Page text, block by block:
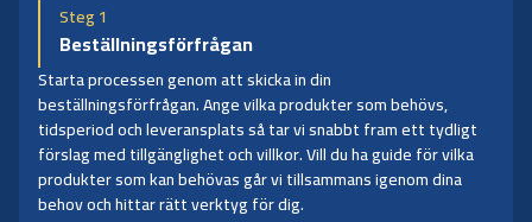
Steg 1
Beställningsförfrågan
Starta processen genom att skicka in din
beställningsförfrågan. Ange vilka produkter som behövs,
tidsperiod och leveransplats så tar vi snabbt fram ett tydligt
förslag med tillgänglighet och villkor. Vill du ha guide för vilka
produkter som kan behövas går vi tillsammans igenom dina
behov och hittar rätt verktyg för dig.